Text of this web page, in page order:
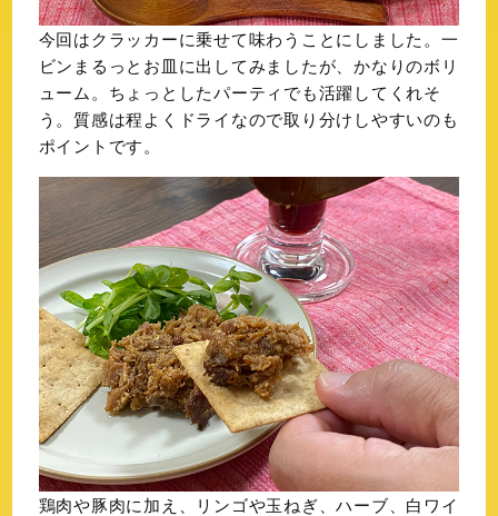
今回はクラッカーに乗せて味わうことにしました。一
ビンまるっとお皿に出してみましたが、かなりのボリ
ューム。ちょっとしたパーティでも活躍してくれそ
う。質感は程よくドライなので取り分けしやすいのも
ポイントです。
鶏肉や豚肉に加え、リンゴや玉ねぎ、ハーブ、白ワイ